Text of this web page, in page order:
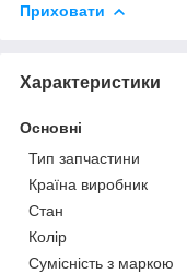
Приховати
Характеристики
Основні
Тип запчастини
Країна виробник
Стан
Колір
Сумісність з маркою